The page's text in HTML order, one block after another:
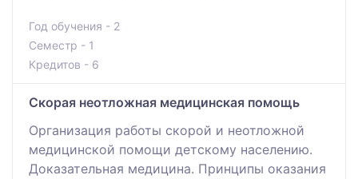
Год обучения - 2
Семестр - 1
Кредитов - 6
Скорая неотложная медицинская помощь
Организация работы скорой и неотложной
медицинской помощи детскому населению.
Доказательная медицина. Принципы оказания